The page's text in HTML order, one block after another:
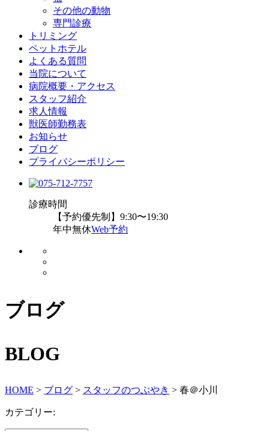
その他の動物
専門診療
トリミング
ペットホテル
よくある質問
当院について
病院概要・アクセス
スタッフ紹介
求人情報
獣医師勤務表
お知らせ
ブログ
プライバシーポリシー
診療時間
【予約優先制】9:30〜19:30
年中無休Web予約
ブログ
BLOG
HOME > ブログ > スタッフのつぶやき > 春＠小川
カテゴリー: